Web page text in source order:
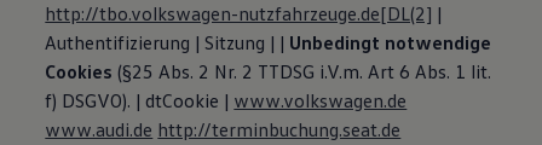
http://tbo.volkswagen-nutzfahrzeuge.de[DL(2] |
Authentifizierung | Sitzung | | Unbedingt notwendige
Cookies (§25 Abs. 2 Nr. 2 TTDSG i.V.m. Art 6 Abs. 1 lit.
f) DSGVO). | dtCookie | www.volkswagen.de
www.audi.de http://terminbuchung.seat.de